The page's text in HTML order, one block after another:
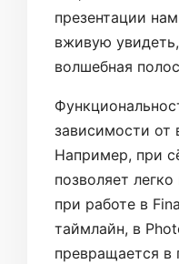
презентации
вживую
волшебная
зависимости от
Например, при
позволяет
при работе в
таймлайн, в
превращается в